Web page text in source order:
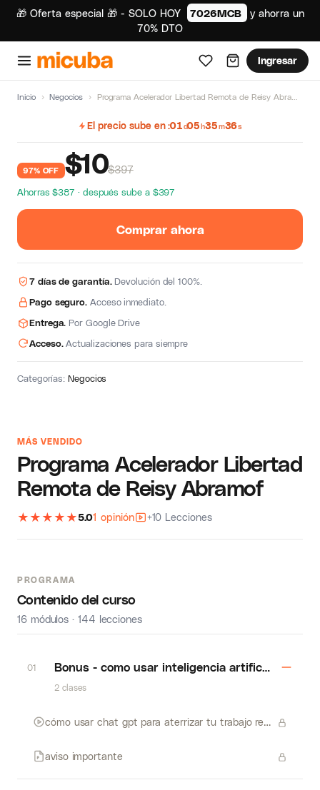
🎁 Oferta especial 🎁 - SOLO HOY 7026MCB
y ahorra un
70% DTO
Ingresar
Inicio › Negocios › Programa Acelerador Libertad Remota de Reisy Abramof
MÁS VENDIDO
Programa Acelerador Libertad
Remota de Reisy Abramof
★ ★ ★ ★ ★5.01 opinión +10 Lecciones
PROGRAMA
Contenido del curso
16 módulos · 144 lecciones
01 Bonus - como usar inteligencia artificial para
2 clases
cómo usar chat gpt para aterrizar tu trabajo remoto
aviso importante
El precio sube en 01d05h35m35s
97% OFF $10$397
Ahorras $387 · después sube a $397
Comprar ahora
7 días de garantía.Devolución del 100%.
Pago seguro. Acceso inmediato.
Entrega. Por Google Drive
Acceso.Actualizaciones para siempre
Categorías:Negocios